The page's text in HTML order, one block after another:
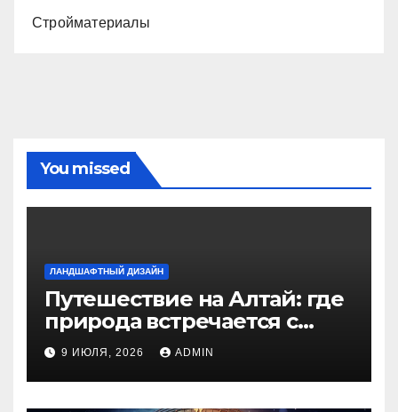
Стройматериалы
You missed
ЛАНДШАФТНЫЙ ДИЗАЙН
Путешествие на Алтай: где
природа встречается с
духом приключений
9 ИЮЛЯ, 2026 ADMIN